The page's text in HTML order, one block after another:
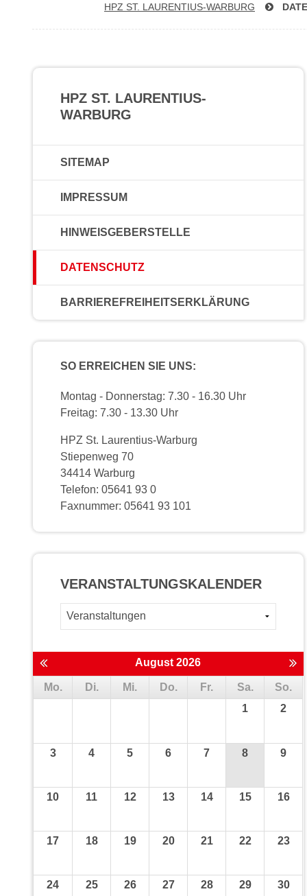
HPZ ST. LAU­REN­TI­US-WAR­BURG
HPZ ST. LAURENTIUS-
WARBURG
SITEMAP
IMPRESSUM
HINWEISGEBERSTELLE
DATENSCHUTZ
BARRIEREFREIHEITSERKLÄRUNG
SO ERREICHEN SIE UNS:
Montag - Donnerstag: 7.30 - 16.30 Uhr
Freitag: 7.30 - 13.30 Uhr
HPZ St. Laurentius-Warburg
Stiepenweg 70
34414 Warburg
Telefon: 05641 93 0
Faxnummer: 05641 93 101
VERANSTALTUNGS­KALENDER
August 2026
Mo. Di. Mi. Do. Fr. Sa.
So.
1
2
3 4 5 6 7 8 9
10 11 12 13 14 15 16
17 18 19 20 21 22 23
24 25 26 27 28 29 30